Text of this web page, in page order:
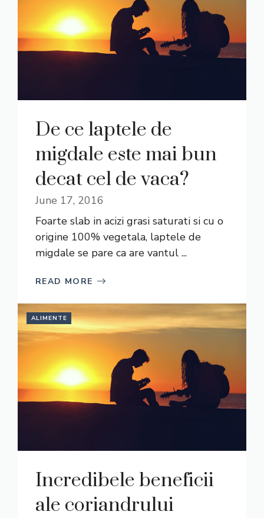
De ce laptele de
migdale este mai bun
decat cel de vaca?
June 17, 2016
Foarte slab in acizi grasi saturati si cu o
origine 100% vegetala, laptele de
migdale se pare ca are vantul ...
READ MORE
ALIMENTE
Incredibele beneficii
ale coriandrului